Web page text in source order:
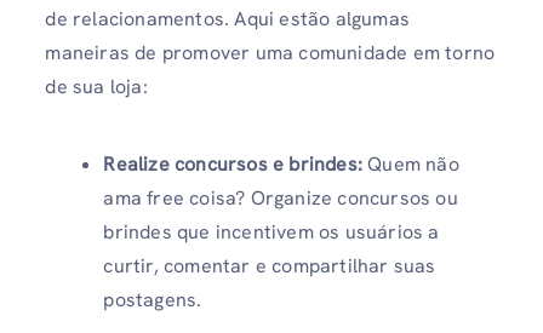
de relacionamentos. Aqui estão algumas
maneiras de promover uma comunidade em torno
de sua loja:
Realize concursos e brindes:Quem não
ama free coisa? Organize concursos ou
brindes que incentivem os usuários a
curtir, comentar e compartilhar suas
postagens.